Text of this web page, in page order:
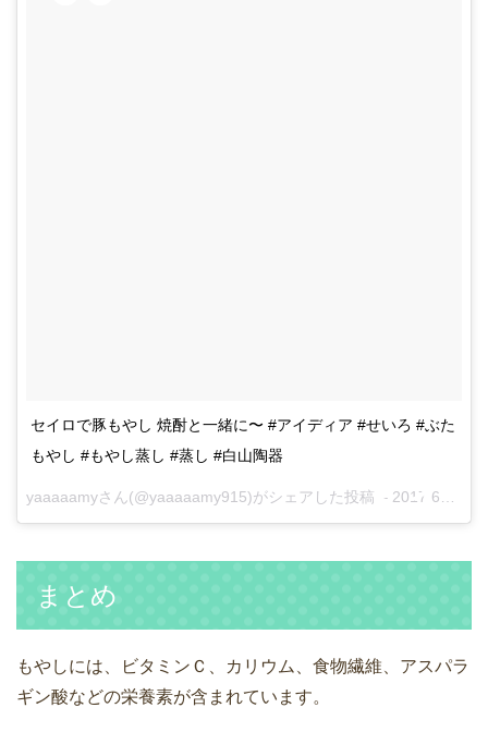
セイロで豚もやし 焼酎と一緒に〜 #アイディア #せいろ #ぶた
もやし #もやし蒸し #蒸し #白山陶器
yaaaaamyさん(@yaaaaamy915)がシェアした投稿 – 2017 6月 22 2:16午後 PDT
まとめ
もやしには、ビタミンＣ、カリウム、食物繊維、アスパラ
ギン酸などの栄養素が含まれています。